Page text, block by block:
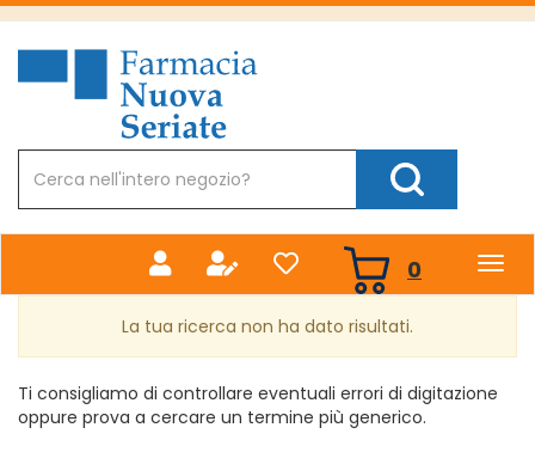
Passa
principale
Farmacia
Nuova
Prodotto
Cerca Prodotto
0 prodotti
inseriti
La tua ricerca non ha dato risultati.
Ti consigliamo di controllare eventuali errori di digitazione
oppure prova a cercare un termine più generico.